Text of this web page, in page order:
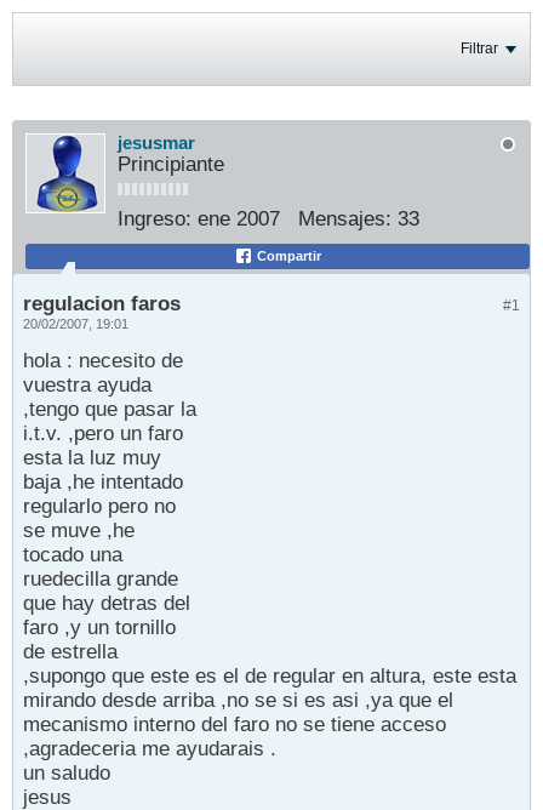
Filtrar
jesusmar
Principiante
Ingreso: ene 2007 Mensajes: 33
Compartir
#1
regulacion faros
20/02/2007, 19:01
hola : necesito de
vuestra ayuda
,tengo que pasar la
i.t.v. ,pero un faro
esta la luz muy
baja ,he intentado
regularlo pero no
se muve ,he
tocado una
ruedecilla grande
que hay detras del
faro ,y un tornillo
de estrella
,supongo que este es el de regular en altura, este esta
mirando desde arriba ,no se si es asi ,ya que el
mecanismo interno del faro no se tiene acceso
,agradeceria me ayudarais .
un saludo
jesus